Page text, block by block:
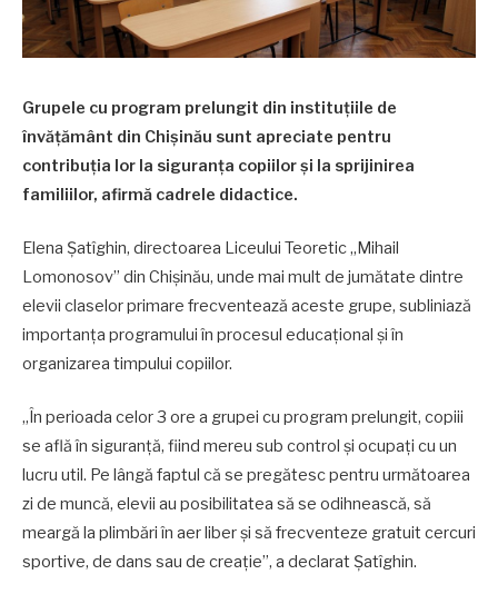
Grupele cu program prelungit din instituțiile de
învățământ din Chișinău sunt apreciate pentru
contribuția lor la siguranța copiilor și la sprijinirea
familiilor, afirmă cadrele didactice.
Elena Șatîghin, directoarea Liceului Teoretic „Mihail
Lomonosov” din Chișinău, unde mai mult de jumătate dintre
elevii claselor primare frecventează aceste grupe, subliniază
importanța programului în procesul educațional și în
organizarea timpului copiilor.
„În perioada celor 3 ore a grupei cu program prelungit, copiii
se află în siguranță, fiind mereu sub control și ocupați cu un
lucru util. Pe lângă faptul că se pregătesc pentru următoarea
zi de muncă, elevii au posibilitatea să se odihnească, să
meargă la plimbări în aer liber și să frecventeze gratuit cercuri
sportive, de dans sau de creație”, a declarat Șatîghin.